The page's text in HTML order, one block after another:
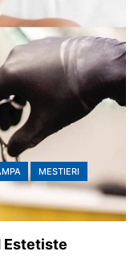
MESTIERI
Estetiste